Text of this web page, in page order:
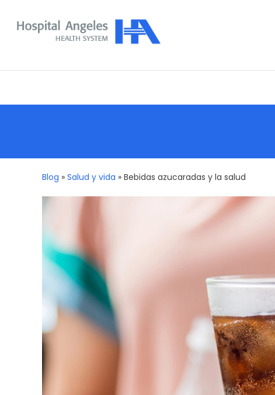
Blog » Salud y vida » Bebidas azucaradas y la salud